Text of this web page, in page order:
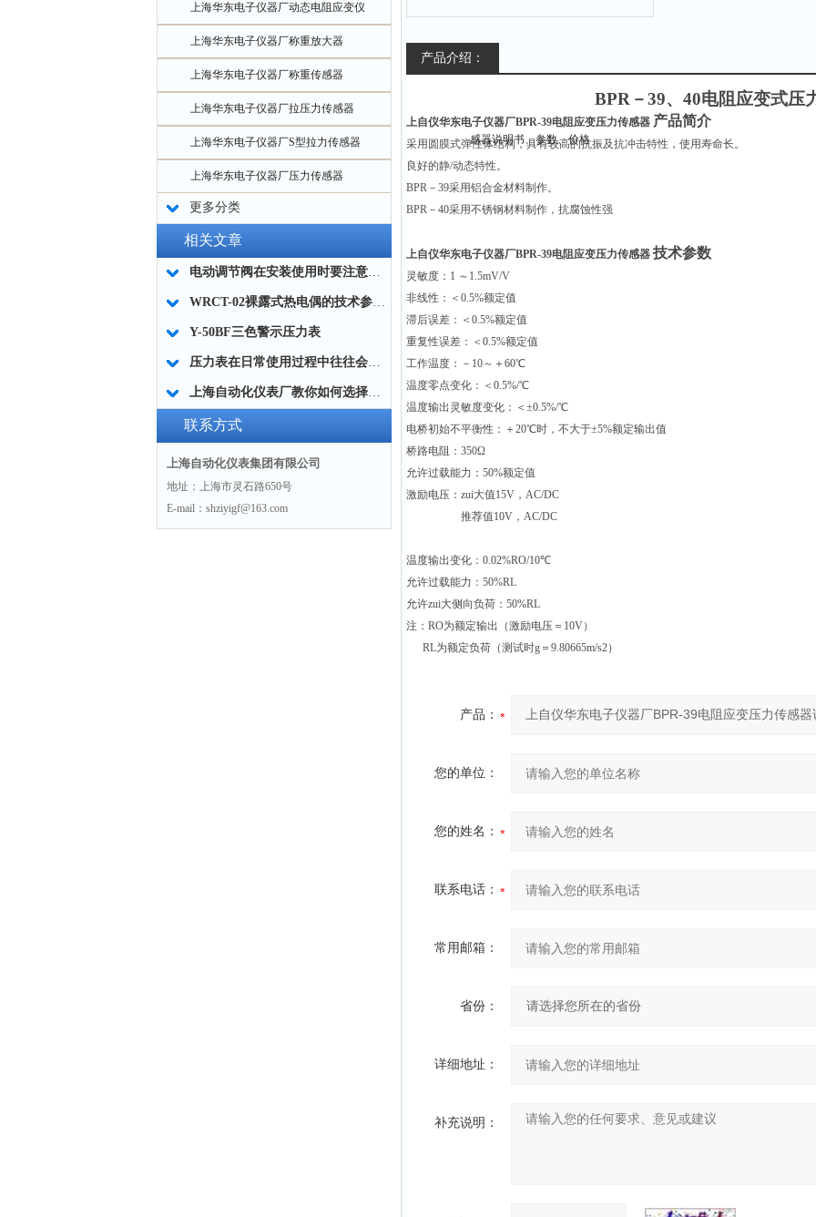
上海华东电子仪器厂动态电阻应变仪
上海华东电子仪器厂称重放大器
上海华东电子仪器厂称重传感器
上海华东电子仪器厂拉压力传感器
上海华东电子仪器厂S型拉力传感器
上海华东电子仪器厂压力传感器
更多分类
相关文章
电动调节阀在安装使用时要注意哪些方面？
WRCT-02裸露式热电偶的技术参数与工作原理
Y-50BF三色警示压力表
压力表在日常使用过程中往往会碰到以下问题
上海自动化仪表厂教你如何选择耐磨热电偶
联系方式
上海自动化仪表集团有限公司
地址：上海市灵石路650号
E-mail：shziyigf@163.com
产品介绍：
BPR －39、40电阻应变式压
上自仪华东电子仪器厂BPR-39电阻应变压力传感器 产品简介
采用圆膜式弹性体结构，具有较高的抗振及抗冲击特性，使用寿命长。
良好的静/动态特性。
BPR －39采用铝合金材料制作。
BPR －40采用不锈钢材料制作，抗腐蚀性强
上自仪华东电子仪器厂BPR-39电阻应变压力传感器 技术参数
灵敏度：1 ～1.5mV/V
非线性：＜0.5%额定值
滞后误差：＜0.5%额定值
重复性误差：＜0.5%额定值
工作温度：－10～＋60℃
温度零点变化：＜0.5%/℃
温度输出灵敏度变化：＜±0.5%/℃
电桥初始不平衡性：＋20℃时，不大于±5%额定输出值
桥路电阻：350Ω
允许过载能力：50%额定值
激励电压：zui大值15V，AC/DC
推荐值10V，AC/DC
温度输出变化：0.02%RO/10℃
允许过载能力：50%RL
允许zui大侧向负荷：50%RL
注：RO为额定输出（激励电压＝10V）
RL为额定负荷（测试时g＝9.80665m/s2）
产品：
您的单位：
您的姓名：
联系电话：
常用邮箱：
省份：
详细地址：
补充说明：